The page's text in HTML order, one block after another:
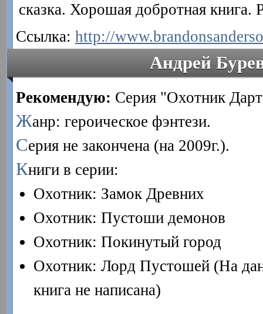
сказка. Хорошая добротная
Ссылка: http://
Андрей
Рекомендую: Серия "Охотник
Жанр: героическое фэнтези.
Серия не закончена (на 2009г.).
Книги в серии:
Охотник: Замок Древних
Охотник: Пустоши демонов
Охотник: Покинутый город
Охотник: Лорд Пустошей (На
книга не написана)